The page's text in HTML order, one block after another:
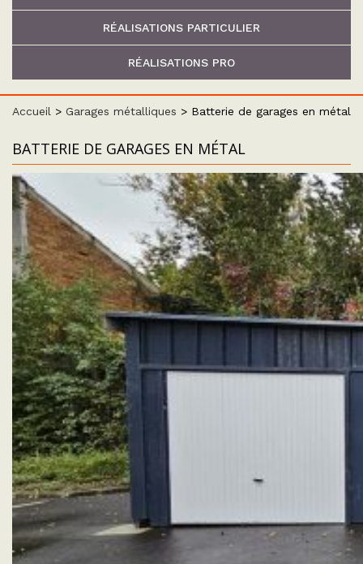
RÉALISATIONS PARTICULIER
RÉALISATIONS PRO
Accueil > Garages métalliques > Batterie de garages en métal
BATTERIE DE GARAGES EN MÉTAL